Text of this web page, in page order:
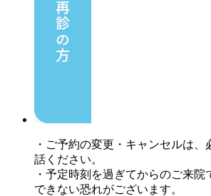
・ご予約の変更・キャンセルは、
話ください。
・予定時刻を過ぎてからのご来
できない恐れがございます。